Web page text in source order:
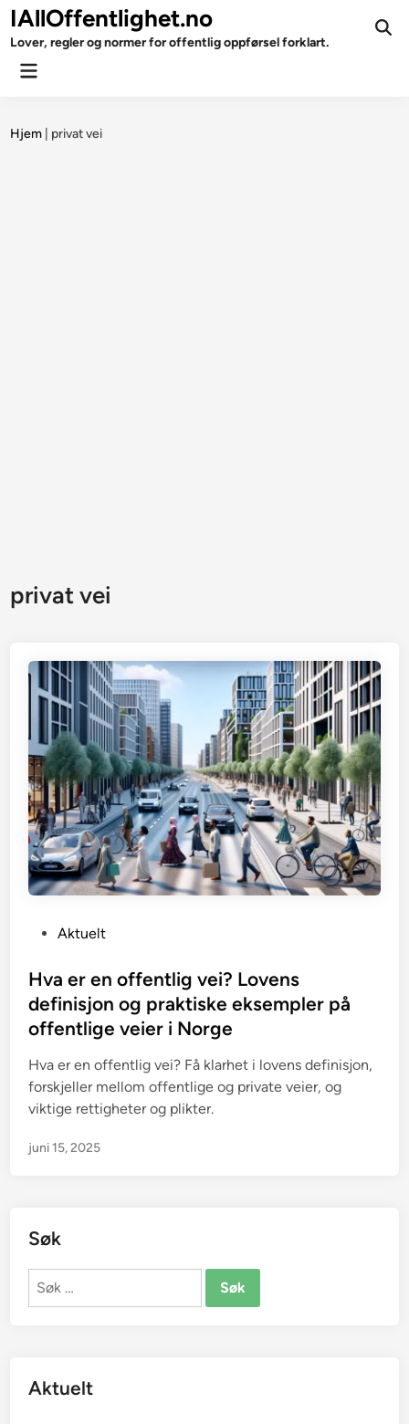
Skip
to
content
IAllOffentlighet.no
Lover, regler og normer for offentlig oppførsel forklart.
Main
Hjem privat vei
privat vei
s
t
d
i
n
Aktuelt
Hva er en offentlig vei? Lovens
definisjon og praktiske eksempler på
offentlige veier i Norge
Hva er en offentlig vei? Få klarhet i lovens definisjon,
forskjeller mellom offentlige og private veier, og
viktige rettigheter og plikter.
juni 15, 2025
Søk
Søk
Aktuelt